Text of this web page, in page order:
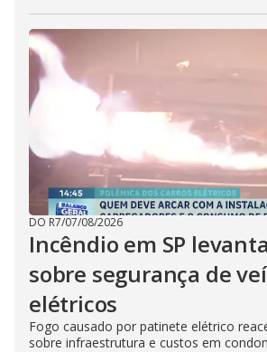
DO R7/07/08/2026
Incêndio em SP
sobre segurança de
elétricos
Fogo causado por patinete elétrico
sobre infraestrutura e custos em